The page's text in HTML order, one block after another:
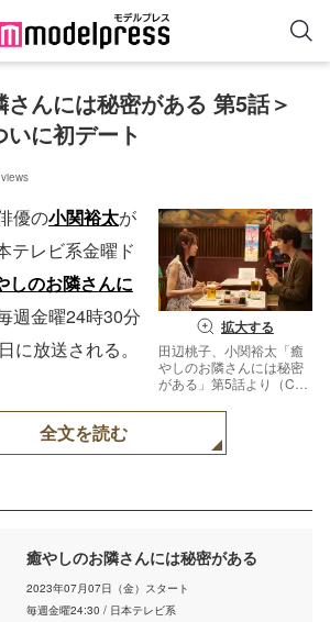
さんには秘密がある 第5話＞
に初デート
views
拡大する
田辺桃子、小関裕太「癒
やしのお隣さんには秘密
がある」第5話より（C）
優の小関裕太が
テレビ系金曜ド
しのお隣さんに
週金曜24時30分
に放送される。
全文を読む
癒やしのお隣さんには秘密がある
2023年07月07日（金）スタート
毎週金曜24:30 / 日本テレビ系